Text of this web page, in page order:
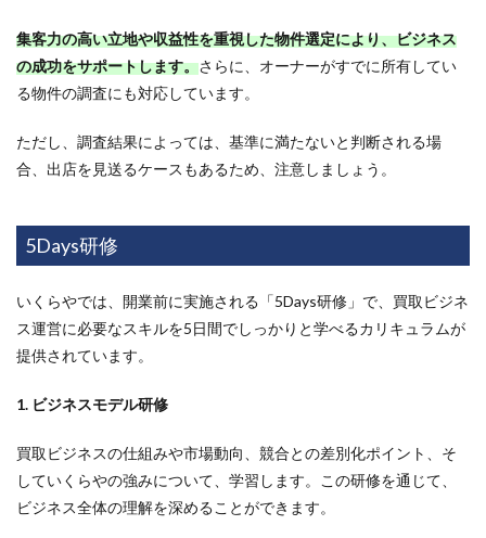
集客力の高い立地や収益性を重視した物件選定により、ビジネス
の成功をサポートします。さらに、オーナーがすでに所有してい
る物件の調査にも対応しています。
ただし、調査結果によっては、基準に満たないと判断される場
合、出店を見送るケースもあるため、注意しましょう。
5Days研修
いくらやでは、開業前に実施される「5Days研修」で、買取ビジネ
ス運営に必要なスキルを5日間でしっかりと学べるカリキュラムが
提供されています。
1. ビジネスモデル研修
買取ビジネスの仕組みや市場動向、競合との差別化ポイント、そ
していくらやの強みについて、学習します。この研修を通じて、
ビジネス全体の理解を深めることができます。